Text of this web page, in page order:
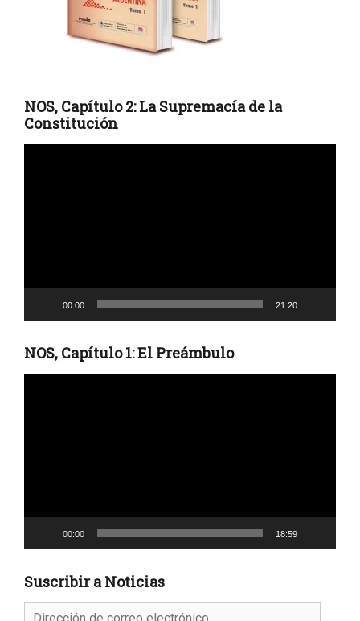
NOS, Capítulo 2: La Supremacía de la
Constitución
00:00 21:20
NOS, Capítulo 1: El Preámbulo
00:00 18:59
Suscribir a Noticias
Dirección